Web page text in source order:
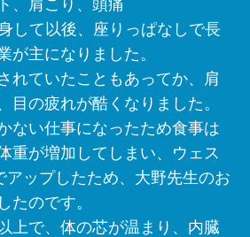
、肩こり、頭痛
して以後、座りっぱなしで長
が主になりました。
れていたこともあってか、肩
目の疲れが酷くなりました。
ない仕事になったため食事は
重が増加してしまい、ウェス
アップしたため、大野先生のお
たのです。
上で、体の芯が温まり、内臓